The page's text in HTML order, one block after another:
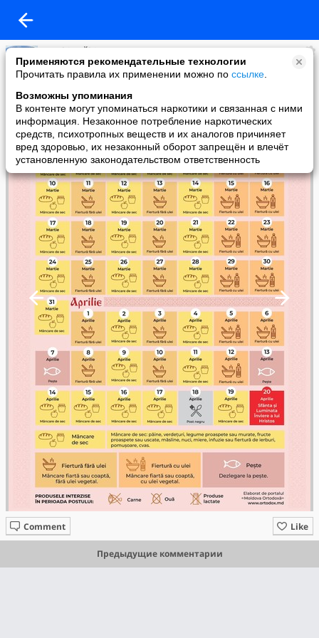
Применяются рекомендательные технологии
Прочитать правила их применении можно по ссылке
Возможны упоминания
В контенте могут упоминаться наркотики и связанная с ними
информация. Незаконное потребление наркотических
средств, психотропных веществ и их аналогов причиняет
вред здоровью, их незаконный оборот запрещён и влечёт
установленную законодательством ответственность
Eparhia Bălți
added a photo
04 Mar в 10:44
Like
Comment
Предыдущие комментарии